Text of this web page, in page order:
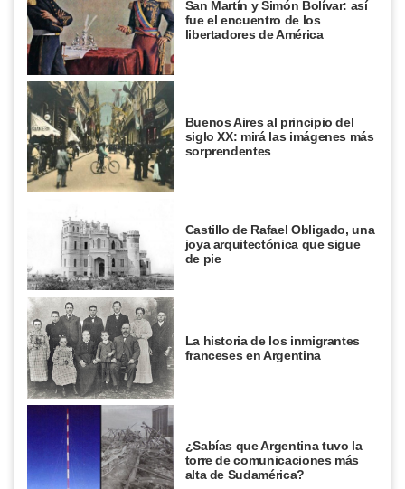
San Martín y Simón Bolívar: así
fue el encuentro de los
libertadores de América
Buenos Aires al principio del
siglo XX: mirá las imágenes más
sorprendentes
Castillo de Rafael Obligado, una
joya arquitectónica que sigue
de pie
La historia de los inmigrantes
franceses en Argentina
¿Sabías que Argentina tuvo la
torre de comunicaciones más
alta de Sudamérica?